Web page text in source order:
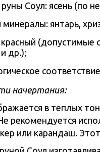
Соул: ясень (по
минералы: янтарь,
(допустимые
др.);
начертания:
в теплых
рекомендуется
или карандаш.